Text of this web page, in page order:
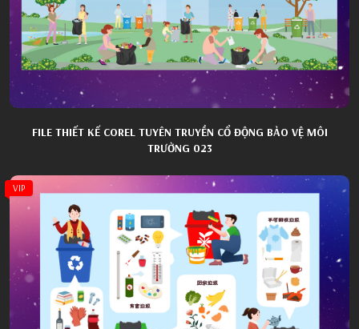
FILE THIẾT KẾ COREL TUYÊN TRUYỀN CỔ ĐỘNG BẢO VỆ MÔI
TRƯỜNG 023
VIP